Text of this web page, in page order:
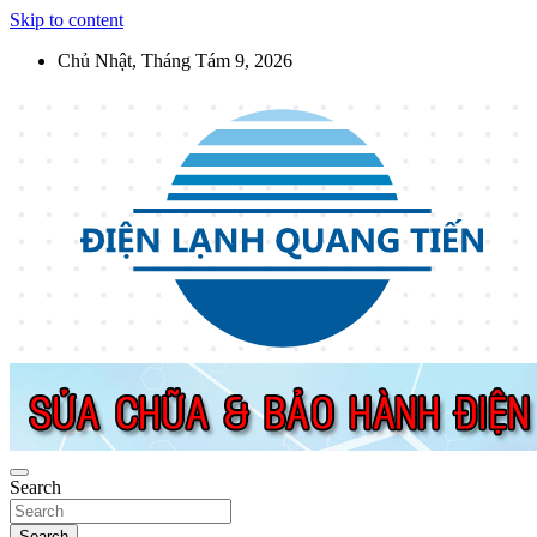
Skip to content
Chủ Nhật, Tháng Tám 9, 2026
Điện Lạnh Quang Tiến
Sửa chữa thiết bị điện lạnh, điện dân dụng, thiết bị nhà bếp tại Hà
Search